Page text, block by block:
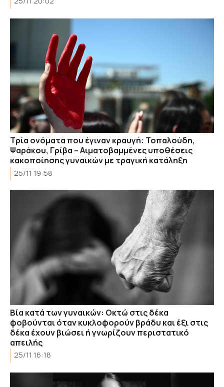
Τρία ονόματα που έγιναν κραυγή: Τοπαλούδη,
Ψαράκου, Γρίβα – Αιματοβαμμένες υποθέσεις
κακοποίησης γυναικών με τραγική κατάληξη
25/11 19:58
Βία κατά των γυναικών: Οκτώ στις δέκα
φοβούνται όταν κυκλοφορούν βράδυ και έξι στις
δέκα έχουν βιώσει ή γνωρίζουν περιστατικό
απειλής
25/11 16:18